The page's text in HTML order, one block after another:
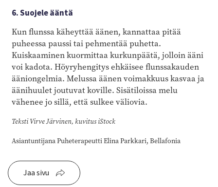
6. Suojele ääntä
Kun flunssa käheyttää äänen, kannattaa pitää
puheessa paussi tai pehmentää puhetta.
Kuiskaaminen kuormittaa kurkunpäätä, jolloin ääni
voi kadota. Höyryhengitys ehkäisee flunssakauden
ääniongelmia. Melussa äänen voimakkuus kasvaa ja
äänihuulet joutuvat koville. Sisätiloissa melu
vähenee jo sillä, että sulkee väliovia.
Teksti Virve Järvinen, kuvitus iStock
Asiantuntijana Puheterapeutti Elina Parkkari, Bellafonia
Jaa sivu